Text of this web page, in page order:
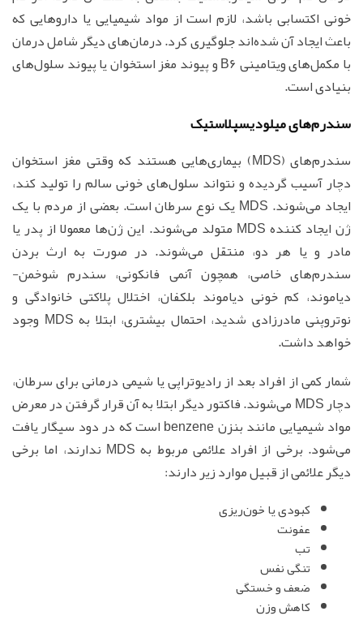
خونی اکتسابی باشد، لازم است از مواد شیمیایی یا داروهایی که
باعث ایجاد آن شده‌اند جلوگیری کرد. درمان‌های دیگر شامل درمان
با مکمل‌های ویتامینی B6 و پیوند مغز استخوان یا پیوند سلول‌های
بنیادی است.
سندرم‌های میلودیسپلاستیک
سندرم‌های (MDS) بیماری‌هایی هستند که وقتی مغز استخوان
دچار آسیب گردیده و نتواند سلول‌های خونی سالم را تولید کند،
ایجاد می‌شوند. MDS یک نوع سرطان است. بعضی از مردم با یک
ژن ایجاد کننده MDS متولد می‌شوند. این ژن‌ها معمولا از پدر یا
مادر و یا هر دو، منتقل می‌شوند. در صورت به ارث بردن
سندرم‌های خاصی، همچون آنمی فانکونی، سندرم شوخمن-
دیاموند، کم خونی دیاموند بلکفان، اختلال پلاکتی خانوادگی و
نوتروپنی مادرزادی شدید، احتمال بیشتری، ابتلا به MDS وجود
خواهد داشت.
شمار کمی از افراد بعد از رادیوتراپی یا شیمی درمانی برای سرطان،
دچار MDS می‌شوند. فاکتور دیگر ابتلا به آن قرار گرفتن در معرض
مواد شیمیایی مانند بنزن benzene است که در دود سیگار یافت
می‌شود. برخی از افراد علائمی مربوط به MDS ندارند، اما برخی
دیگر علائمی از قبیل موارد زیر دارند:
کبودی یا خون‌ریزی
عفونت
تب
تنگی نفس
ضعف و خستگی
کاهش وزن